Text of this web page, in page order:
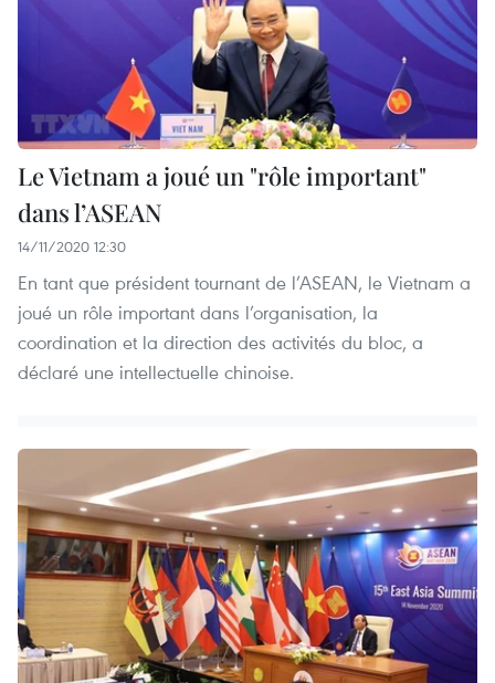
Le Vietnam a joué un "rôle important"
dans l’ASEAN
14/11/2020 12:30
En tant que président tournant de l’ASEAN, le Vietnam a
joué un rôle important dans l’organisation, la
coordination et la direction des activités du bloc, a
déclaré une intellectuelle chinoise.